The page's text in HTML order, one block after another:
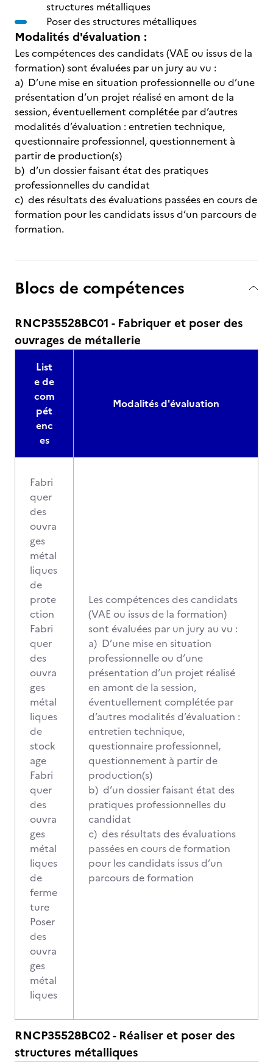
structures métalliques
Poser des structures métalliques
Modalités d'évaluation :
Les compétences des candidats (VAE ou issus de la
formation) sont évaluées par un jury au vu :
a) D’une mise en situation professionnelle ou d’une
présentation d’un projet réalisé en amont de la
session, éventuellement complétée par d’autres
modalités d’évaluation : entretien technique,
questionnaire professionnel, questionnement à
partir de production(s)
b) d’un dossier faisant état des pratiques
professionnelles du candidat
c) des résultats des évaluations passées en cours de
formation pour les candidats issus d’un parcours de
formation.
Blocs de compétences
RNCP35528BC01 - Fabriquer et poser des
ouvrages de métallerie
List
e de
com
pét
enc
es
Modalités d'évaluation
Fabri
quer
des
ouvra
ges
métal
liques
de
prote
ction
Fabri
quer
des
ouvra
ges
métal
liques
de
stock
age
Fabri
quer
des
ouvra
ges
métal
liques
de
ferme
ture
Poser
des
ouvra
ges
métal
liques
Les compétences des candidats
(VAE ou issus de la formation)
sont évaluées par un jury au vu :
a) D’une mise en situation
professionnelle ou d’une
présentation d’un projet réalisé
en amont de la session,
éventuellement complétée par
d’autres modalités d’évaluation :
entretien technique,
questionnaire professionnel,
questionnement à partir de
production(s)
b) d’un dossier faisant état des
pratiques professionnelles du
candidat
c) des résultats des évaluations
passées en cours de formation
pour les candidats issus d’un
parcours de formation
RNCP35528BC02 - Réaliser et poser des
structures métalliques